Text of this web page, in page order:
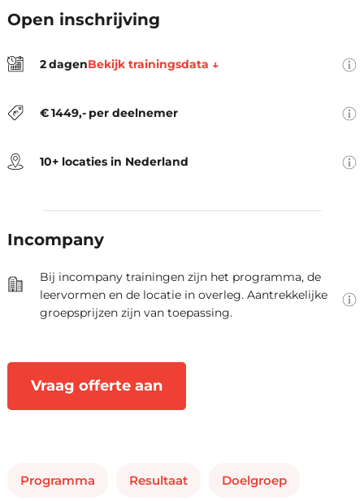
Open inschrijving
2dagenBekijk trainingsdata ↓
€1449,- per deelnemer
locatie, trainingsmateriaal, lunch,
10+ locaties in Nederland
Groningen, Hengelo, Rotterdam,
Incompany
Bij incompany trainingen zijn het programma, de
leervormen en de locatie in overleg. Aantrekkelijke
groepsprijzen zijn van toepassing.
Vraag offerte aan
Programma Resultaat Doelgroep